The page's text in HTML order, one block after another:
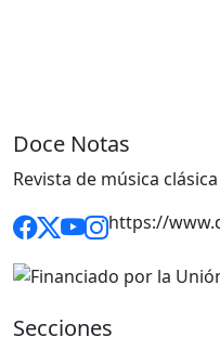
Doce Notas
Revista de música
https://
Secciones